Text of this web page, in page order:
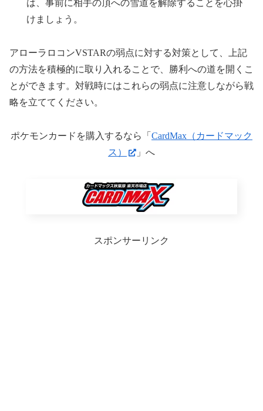
は、事前に相手の頂への雪道を解除することを心掛
けましょう。
アローラロコンVSTARの弱点に対する対策として、上記
の方法を積極的に取り入れることで、勝利への道を開くこ
とができます。対戦時にはこれらの弱点に注意しながら戦
略を立ててください。
ポケモンカードを購入するなら「 CardMax（カードマック
ス）
」へ
スポンサーリンク